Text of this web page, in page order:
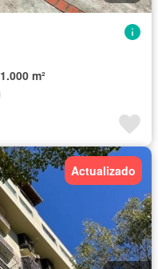
1.000 m²
Actualizado